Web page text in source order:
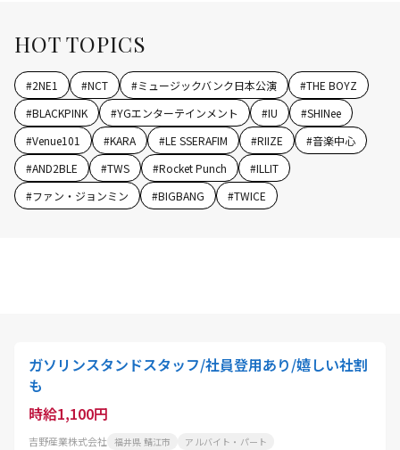
HOT TOPICS
#2NE1 #NCT #ミュージックバンク日本公演 #THE BOYZ
#BLACKPINK #YGエンターテインメント #IU #SHINee
#Venue101 #KARA #LE SSERAFIM #RIIZE #音楽中心
#AND2BLE #TWS #Rocket Punch #ILLIT
#ファン・ジョンミン #BIGBANG #TWICE
ガソリンスタンドスタッフ/社員登用あり/嬉しい社割
も
時給1,100円
吉野産業株式会社 福井県 鯖江市 アルバイト・パート